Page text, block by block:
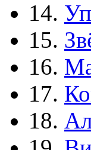
14.
15.
16.
17.
18.